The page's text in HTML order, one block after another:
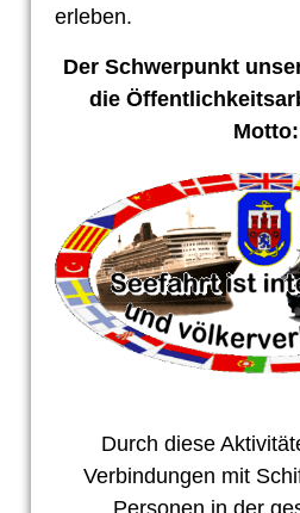
erleben.
Der Schwerpunkt
die
Motto:
Durch diese
Verbindungen mit
Personen in der